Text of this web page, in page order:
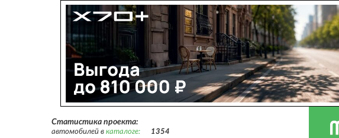
Статистика проекта:
автомобилей в каталоге:
1354